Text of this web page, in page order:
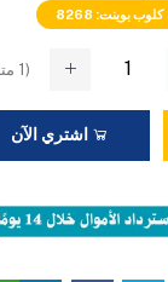
كلوب بوينت: 8268
(
1
اشتري الآن